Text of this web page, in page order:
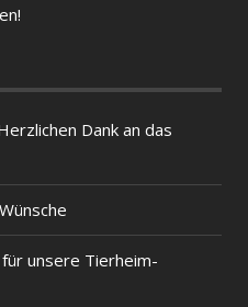
Dank an das
unsere Tierheim-